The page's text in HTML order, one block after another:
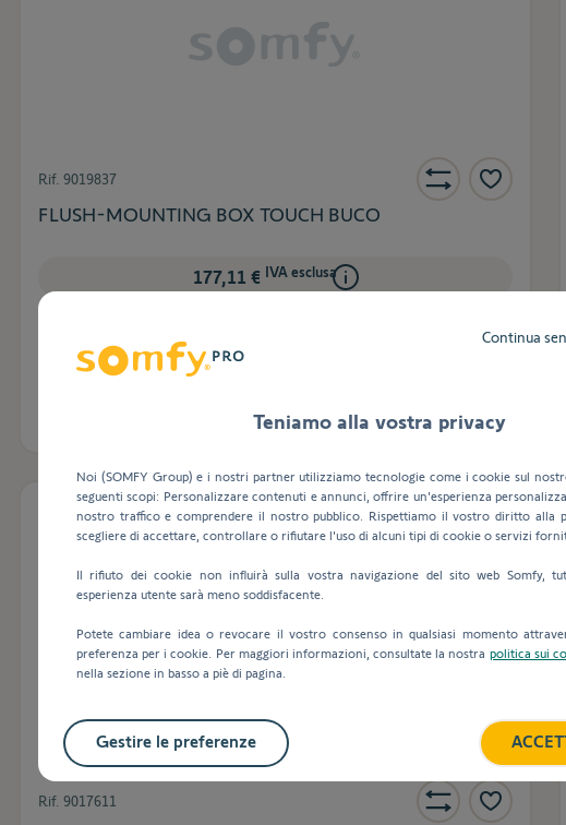
Rif. 9019837
FLUSH-MOUNTING BOX TOUCH BUCO
177,11 € IVA esclusa
Accedi per visualizzare i tuoi prezzi netti
Disponibile
Rif. 9017611
Teniamo alla vostra privacy
Noi (SOMFY Group) e i nostri partner utilizziamo tecnologie come i cookie sul
seguenti scopi: Personalizzare contenuti e annunci, offrire un'esperienza
nostro traffico e comprendere il nostro pubblico. Rispettiamo il vostro diritto alla
scegliere di accettare, controllare o rifiutare l'uso di alcuni tipi di cookie o servizi
Il rifiuto dei cookie non influirà sulla vostra navigazione del sito web Somfy,
esperienza utente sarà meno soddisfacente.
Potete cambiare idea o revocare il vostro consenso in qualsiasi momento
preferenza per i cookie. Per maggiori informazioni, consultate la nostra politica sui
nella sezione in basso a piè di pagina.
Continua
Gestire le preferenze